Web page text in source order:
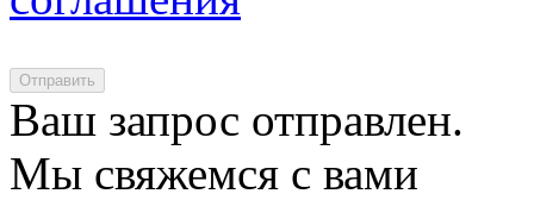
Отправить
Ваш запрос отправлен.
Мы свяжемся с вами